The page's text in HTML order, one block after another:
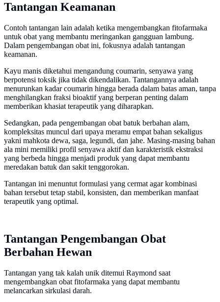
Tantangan Keamanan
Contoh tantangan lain adalah ketika mengembangkan fitofarmaka
untuk obat yang membantu meringankan gangguan lambung.
Dalam pengembangan obat ini, fokusnya adalah tantangan
keamanan.
Kayu manis diketahui mengandung coumarin, senyawa yang
berpotensi toksik jika tidak dikendalikan. Tantangannya adalah
menurunkan kadar coumarin hingga berada dalam batas aman, tanpa
menghilangkan fraksi bioaktif yang berperan penting dalam
memberikan khasiat terapeutik yang diharapkan.
Sedangkan, pada pengembangan obat batuk berbahan alam,
kompleksitas muncul dari upaya meramu empat bahan sekaligus
yakni mahkota dewa, saga, legundi, dan jahe. Masing-masing bahan
ala mini memiliki profil senyawa aktif dan karakteristik ekstraksi
yang berbeda hingga menjadi produk yang dapat membantu
meredakan batuk dan sakit tenggorokan.
Tantangan ini menuntut formulasi yang cermat agar kombinasi
bahan tersebut tetap stabil, konsisten, dan memberikan manfaat
terapeutik yang optimal.
Tantangan Pengembangan Obat
Berbahan Hewan
Tantangan yang tak kalah unik ditemui Raymond saat
mengembangkan obat fitofarmaka yang dapat membantu
melancarkan sirkulasi darah.